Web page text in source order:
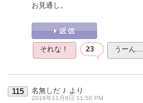
お見通し。
それな！ 23 うーん…
115 名無しだＪ より
2016年11月8日 11:58 PM